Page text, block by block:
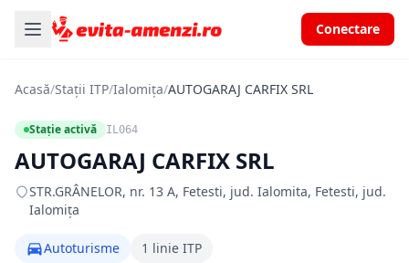
Conectare
Acasă/Stații ITP/Ialomița/AUTOGARAJ CARFIX SRL
Stație activă IL064
AUTOGARAJ CARFIX SRL
STR.GRÂNELOR, nr. 13 A, Fetesti, jud. Ialomita, Fetesti, jud.
Ialomița
Autoturisme 1 linie ITP